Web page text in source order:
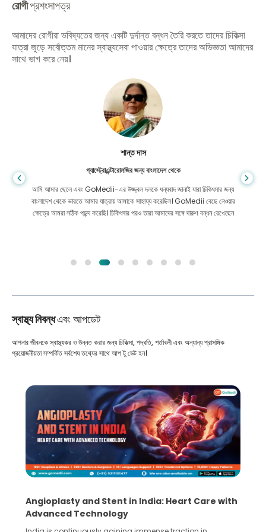
রোগীপ্রশংসাপত্র
আমাদের রোগীরা ভবিষ্যতের জন্য একটি দুর্দান্ত বন্ধন তৈরি করতে তাদের চিকিত্সা
যাত্রা জুড়ে সর্বোত্তম মানের স্বাস্থ্যসেবা পাওয়ার ক্ষেত্রে তাদের অভিজ্ঞতা আমাদের
সাথে ভাগ করে নেয়।
শান্ত দাস
গ্যাস্ট্রোএন্টারোলজির জন্য বাংলাদেশ থেকে
আমি আমার ছেলে এবং GoMedii-এর উজ্জ্বল দলকে ধন্যবাদ জানাই যারা চিকিৎসার জন্য
বাংলাদেশ থেকে ভারতে আমার যাত্রায় আমাকে সাহায্য করেছিল। GoMedii বেছে নেওয়ার
ক্ষেত্রে আমরা সঠিক পছন্দ করেছি। চিকিৎসার পরও তারা আমাদের সঙ্গে দারুণ বন্ধন রেখেছেন
স্বাস্থ্য নিবন্ধএবং আপডেট
আপনার জীবনকে স্বাস্থ্যকর ও উন্নত করার জন্য চিকিত্সা, পদ্ধতি, শর্তাবলী এবং অন্যান্য প্রাসঙ্গিক
প্রয়োজনীয়তা সম্পর্কিত সর্বশেষ তথ্যের সাথে আপ টু ডেট হন।
with
5 Essential Steps for Effective Human
Collection and Processing Methods